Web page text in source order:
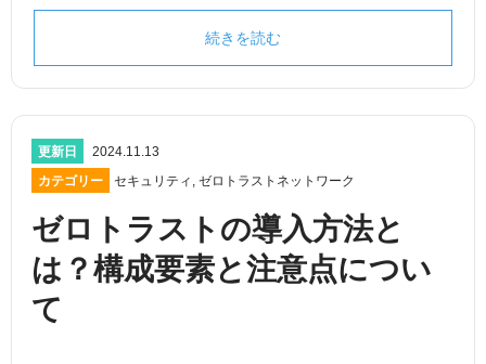
続きを読む
更新日
2024.11.13
カテゴリー
セキュリティ , ゼロトラストネットワーク
ゼロトラストの導入方法と
は？構成要素と注意点につい
て